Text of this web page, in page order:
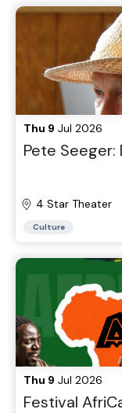
Thu 9 Jul 2026
Pete Seeger:
4 Star Theater
Culture
Thu 9 Jul 2026
Festival